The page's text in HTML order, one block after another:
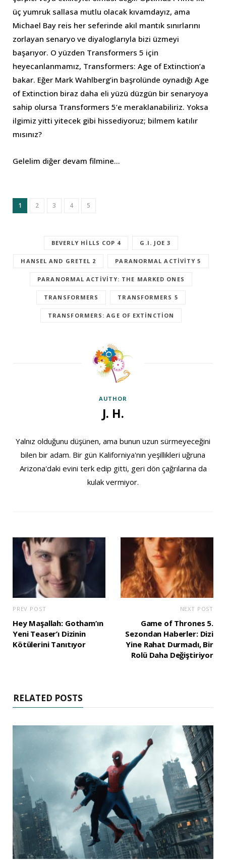
üç yumruk sallasa mutlu olacak kıvamdayız, ama
Michael Bay reis her seferinde akıl mantık sınırlarını
zorlayan senaryo ve diyaloglarıyla bizi üzmeyi
başarıyor. O yüzden Transformers 5 için
heyecanlanmamız, Transformers: Age of Extinction’a
bakar. Eğer Mark Wahlberg’in başrolünde oynadığı Age
of Extinction biraz daha eli yüzü düzgün bir senaryoya
sahip olursa Transformers 5’e meraklanabiliriz. Yoksa
ilgimiz yitti yitecek gibi hissediyoruz; bilmem katılır
mısınız?
Gelelim diğer devam filmine…
1 2 3 4 5
BEVERLY HILLS COP 4 G.I. JOE 3
HANSEL AND GRETEL 2 PARANORMAL ACTIVITY 5
PARANORMAL ACTIVITY: THE MARKED ONES
TRANSFORMERS TRANSFORMERS 5
TRANSFORMERS: AGE OF EXTINCTION
AUTHOR
J. H.
Yalnız olduğunu düşünen, ama bunun uzun sürmeyeceğini
bilen bir adam. Bir gün Kaliforniya'nın yeşillikleri uğruna
Arizona'daki evini terk edip gitti, geri dön çağrılarına da
kulak vermiyor.
PREV POST
Hey Maşallah: Gotham’ın
Yeni Teaser’ı Dizinin
Kötülerini Tanıtıyor
NEXT POST
Game of Thrones 5.
Sezondan Haberler: Dizi
Yine Rahat Durmadı, Bir
Rolü Daha Değiştiriyor
RELATED POSTS